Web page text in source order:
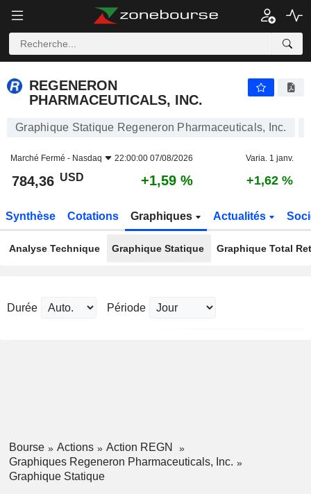
REGENERON
PHARMACEUTICALS, INC.
Graphique Statique Regeneron Pharmaceuticals, Inc.
Marché Fermé - Nasdaq 22:00:00 07/08/2026 Varia. 1 janv.
784,36 USD +1,59 % +1,62 %
Synthèse Cotations Graphiques Actualités
Analyse Technique Graphique Statique Graphique Total
Durée Période
Bourse Actions
Action REGN
Graphiques Regeneron Pharmaceuticals, Inc.
Graphique Statique